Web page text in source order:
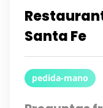
Santa Fe
pedida-mano